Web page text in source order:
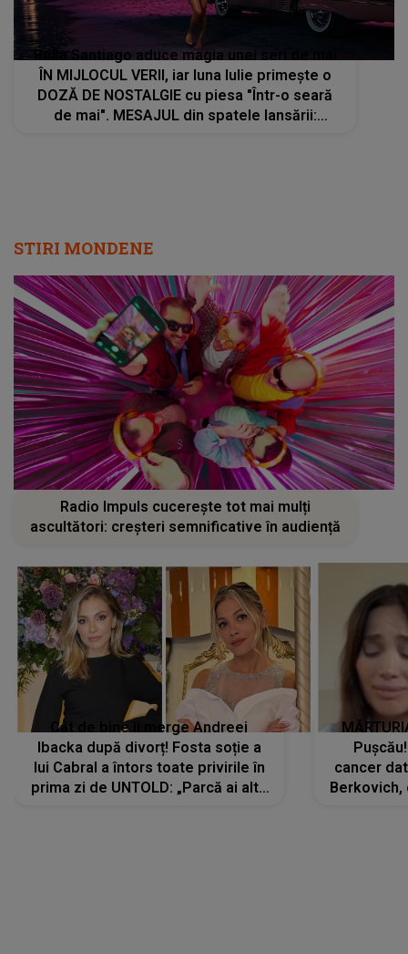
Bella Santiago aduce magia unei seri de mai
ÎN MIJLOCUL VERII, iar luna Iulie primește o
DOZĂ DE NOSTALGIE cu piesa "Într-o seară
de mai". MESAJUL din spatele lansării:
STIRI MONDENE
Radio Impuls cucerește tot mai mulți
ascultători: creșteri semnificative în audiență
Cât de bine îi merge Andreei
Ibacka după divorț! Fosta soție a
lui Cabral a întors toate privirile în
prima zi de UNTOLD: „Parcă ai altă
cancer